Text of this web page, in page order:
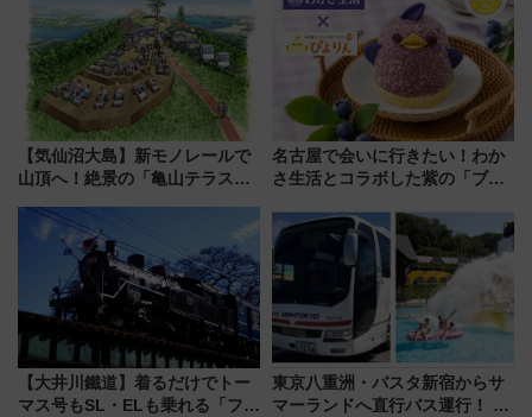
ショジオも認める『2026年に訪
れるべき世界の旅先』
光まとめ（7/28開催）
【気仙沼大島】新モノレールで
山頂へ！絶景の「亀山テラス
暇村のお得な日帰りプランも登
名古屋で会いに行きたい！わか
さ生活とコラボした紫の「ブル
売
【大井川鐵道】着るだけでトー
マス号もSL・ELも乗れる「フリ
東京八重洲・バスタ新宿からサ
マーランドへ直行バス運行！ お